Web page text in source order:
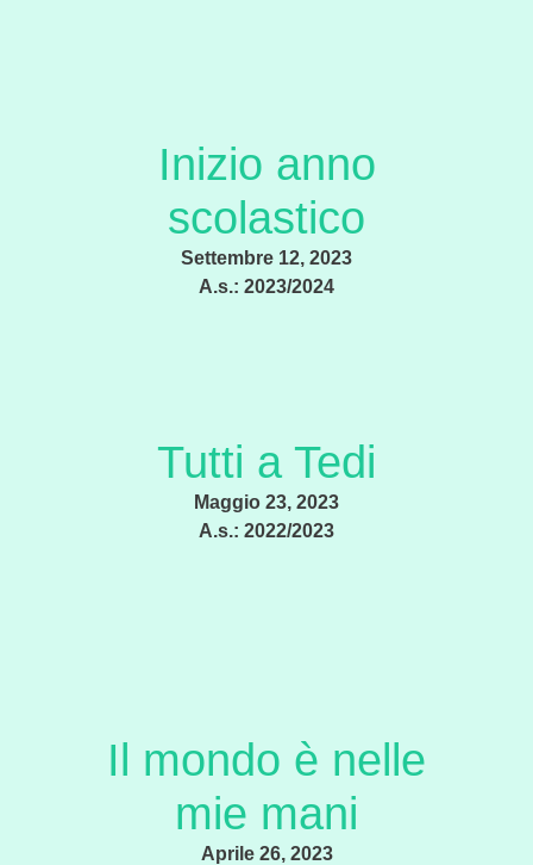
Inizio anno
scolastico
Settembre 12, 2023
A.s.: 2023/2024
Tutti a Tedi
Maggio 23, 2023
A.s.: 2022/2023
Il mondo è nelle
mie mani
Aprile 26, 2023